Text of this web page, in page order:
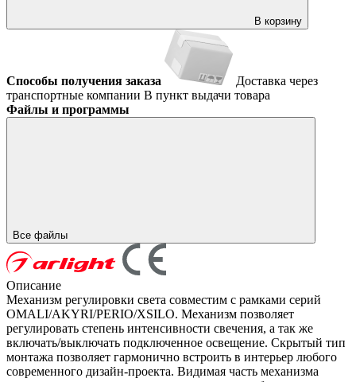
В корзину
Способы получения заказа
Доставка через
транспортные компании В пункт выдачи товара
Файлы и программы
Все файлы
Описание
Механизм регулировки света совместим с рамками серий
OMALI/AKYRI/PERIO/XSILO. Механизм позволяет
регулировать степень интенсивности свечения, а так же
включать/выключать подключенное освещение. Скрытый тип
монтажа позволяет гармонично встроить в интерьер любого
современного дизайн-проекта. Видимая часть механизма